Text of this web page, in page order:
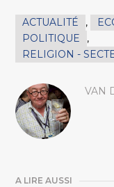
ACTUALITÉ ,
POLITIQUE
,
RELIGION -
VAN
A LIRE AUSSI